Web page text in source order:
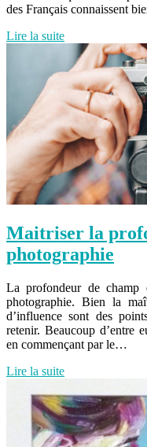
des Français connaissent
Lire la suite
Maitriser la
photographie
La profondeur de champ
photographie. Bien la
d’influence sont des
retenir. Beaucoup d’entre
en commençant par le…
Lire la suite